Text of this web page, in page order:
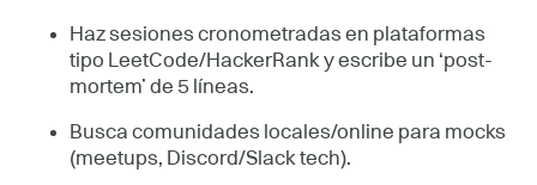
Haz sesiones cronometradas en plataformas
tipo LeetCode/HackerRank y escribe un ‘post-
mortem’ de 5 líneas.
Busca comunidades locales/online para mocks
(meetups, Discord/Slack tech).